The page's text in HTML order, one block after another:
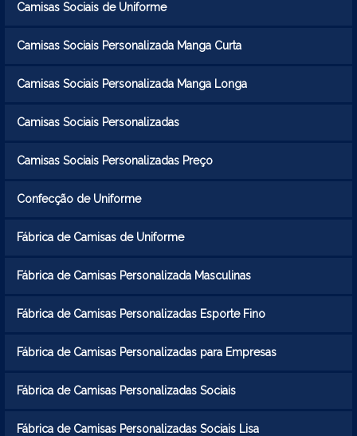
Camisas Sociais de Uniforme
Camisas Sociais Personalizada Manga Curta
Camisas Sociais Personalizada Manga Longa
Camisas Sociais Personalizadas
Camisas Sociais Personalizadas Preço
Confecção de Uniforme
Fábrica de Camisas de Uniforme
Fábrica de Camisas Personalizada Masculinas
Fábrica de Camisas Personalizadas Esporte Fino
Fábrica de Camisas Personalizadas para Empresas
Fábrica de Camisas Personalizadas Sociais
Fábrica de Camisas Personalizadas Sociais Lisa